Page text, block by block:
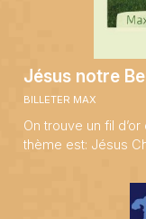
Jésus notre
BILLETER MAX
On trouve un fil
thème est: Jésus